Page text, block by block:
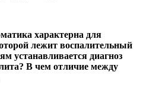
характерна для
лежит воспалительный
устанавливается диагноз
В чем отличие между